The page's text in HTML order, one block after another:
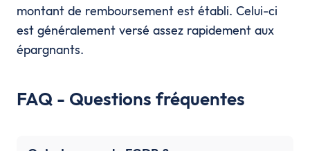
montant de remboursement est établi. Celui-ci
est généralement versé assez rapidement aux
épargnants.
FAQ - Questions fréquentes